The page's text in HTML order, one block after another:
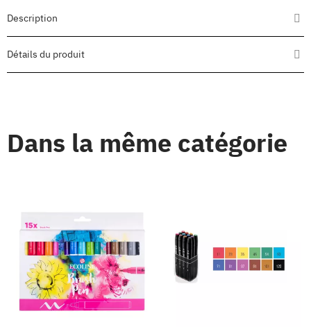
Description
Détails du produit
Dans la même catégorie